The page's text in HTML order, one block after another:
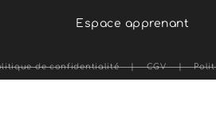
Espace apprenant
de confidentialité|CGV|